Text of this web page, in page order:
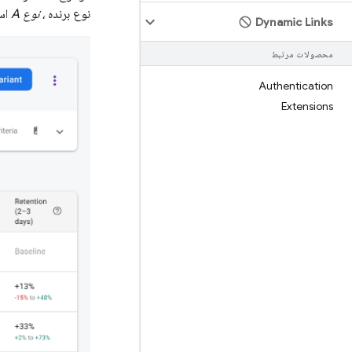
Dynamic Links
محصولات مرتبط
Authentication
Extensions
نوع برنده، نوع A